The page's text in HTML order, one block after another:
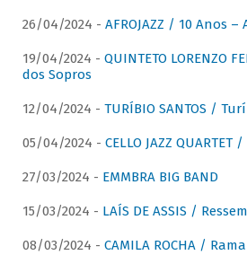
26/04/2024 - AFROJAZZ / 10 Anos –
19/04/2024 - QUINTETO LORENZO
dos Sopros
12/04/2024 - TURÍBIO SANTOS /
05/04/2024 - CELLO JAZZ
27/03/2024 - EMMBRA BIG BAND
15/03/2024 - LAÍS DE ASSIS /
08/03/2024 - CAMILA ROCHA / Rama